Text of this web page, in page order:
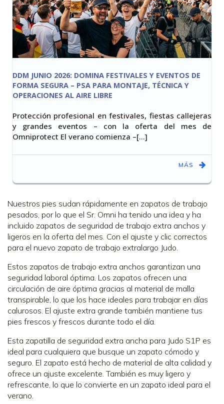
DDM JUNIO 2026: DOMINA FESTIVALES Y EVENTOS DE
FORMA SEGURA – PSA PARA MONTAJE, TÉCNICA Y
OPERACIONES AL AIRE LIBRE
Protección profesional en festivales, fiestas callejeras
y grandes eventos – con la oferta del mes de
Omniprotect El verano comienza –[…]
MÁS
Nuestros pies sudan rápidamente en zapatos de trabajo
pesados, por lo que el Sr. Omni ha tenido una idea y ha
incluido zapatos de seguridad de trabajo extra anchos y
ligeros en la oferta del mes. Con el ajuste y clic correctos
para el nuevo zapato de trabajo extralargo Judo.
Estos zapatos de trabajo extra anchos garantizan una
seguridad laboral óptima. Los zapatos ofrecen una
circulación de aire óptima gracias al material de malla
transpirable, lo que los hace ideales para trabajar en días
calurosos. El ajuste extra grande también mantiene tus
pies frescos y frescos durante todo el día.
Esta zapatilla de seguridad extra ancha para Judo S1P es
ideal para cualquiera que busque un zapato cómodo y
seguro. El zapato está hecho de material de alta calidad y
ofrece un ajuste excelente. También es muy ligero y
refrescante, lo que lo convierte en un zapato ideal para el
verano.